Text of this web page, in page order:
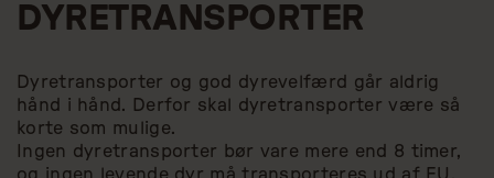
DYRETRANSPORTER
Dyretransporter og god dyrevelfærd går aldrig
hånd i hånd. Derfor skal dyretransporter være så
korte som mulige.
Ingen dyretransporter bør vare mere end 8 timer,